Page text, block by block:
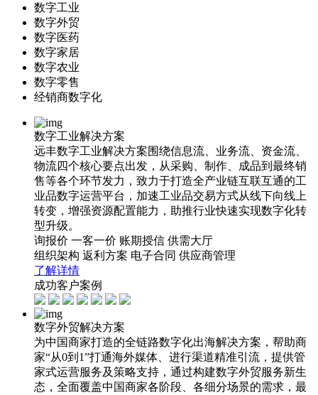
数字工业
数字外贸
数字医药
数字家居
数字农业
数字零售
经销商数字化
数字工业解决方案
远丰数字工业解决方案围绕信息流、业务流、资金流、
物流四个核心要点出发，从采购、制作、成品到最终销
售等各个环节发力，致力于打造全产业链互联互通的工
业品数字运营平台，加速工业品交易方式从线下向线上
转变，增强资源配置能力，助推行业快速实现数字化转
型升级。
询报价 一客一价 账期授信 供需大厅
组织架构 返利方案 电子合同 供应商管理
了解详情
成功客户案例
数字外贸解决方案
为中国商家打造的全链路数字化出海解决方案，帮助商
家“从0到1”打通海外媒体、进行渠道精准引流，提供管
家式运营服务及策略支持，通过构建数字外贸服务新生
态，全面覆盖中国商家各阶段、各细分场景的需求，最